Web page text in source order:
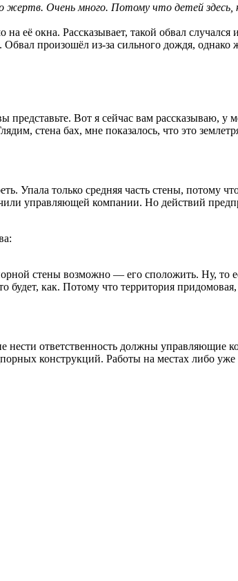
Очень много. Потому что детей здесь,
её окна. Рассказывает, такой обвал
произошёл из-за сильного дождя,
Вот я сейчас вам рассказываю, у
стена бах, мне показалось, что это
Упала только средняя часть стены, потому
управляющей компании. Но действий
стены возможно — его сположить. Ну, то
как. Потому что территория
нести ответственность должны управляющие
конструкций. Работы на местах либо уже